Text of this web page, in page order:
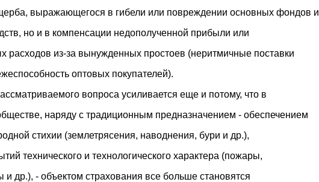
выражающегося в гибели или повреждении основных фондов и
но и в компенсации недополученной прибыли или
расходов из-за вынужденных простоев (неритмичные поставки
оптовых покупателей).
вопроса усиливается еще и потому, что в
наряду с традиционным предназначением - обеспечением
стихии (землетрясения, наводнения, бури и др.),
технического и технологического характера (пожары,
и др.), - объектом страхования все больше становятся